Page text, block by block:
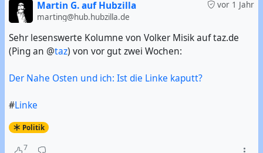
vor 1 Jahr
Martin G. auf Hubzilla
marting@hub.hubzilla.de
Sehr lesenswerte Kolumne von Volker Misik auf taz.de
(Ping an @taz) von vor gut zwei Wochen:
Der Nahe Osten und ich: Ist die Linke kaputt?
#Linke
Politik
7